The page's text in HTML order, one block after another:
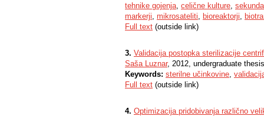
tehnike gojenja, celične kulture,
markerji, mikrosateliti, bioreaktorji,
Full text (outside link)
3. Validacija postopka sterilizacije
Saša Luznar, 2012, undergraduate thesis
Keywords: sterilne učinkovine,
Full text (outside link)
4. Optimizacija pridobivanja različno